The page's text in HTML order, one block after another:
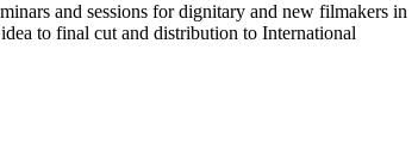
and sessions for dignitary and new filmakers in
to final cut and distribution to International